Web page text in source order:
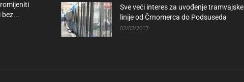
Sve veći interes za uvođenje tramvajske
linije od Črnomerca do Podsuseda
02/02/2017